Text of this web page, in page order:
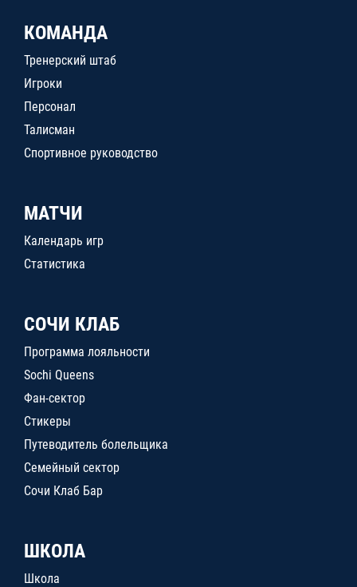
КОМАНДА
Тренерский штаб
Игроки
Персонал
Талисман
Спортивное руководство
МАТЧИ
Календарь игр
Статистика
СОЧИ КЛАБ
Программа лояльности
Sochi Queens
Фан-сектор
Стикеры
Путеводитель болельщика
Семейный сектор
Сочи Клаб Бар
ШКОЛА
Школа